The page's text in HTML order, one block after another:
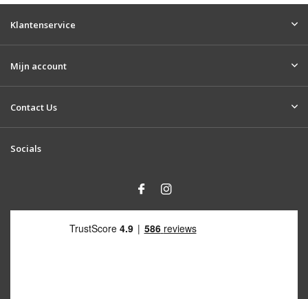
Klantenservice
Mijn account
Contact Us
Socials